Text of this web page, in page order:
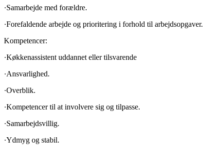
·Samarbejde med forældre.
·Forefaldende arbejde og prioritering i forhold til arbejdsopgaver.
Kompetencer:
·Køkkenassistent uddannet eller tilsvarende
·Ansvarlighed.
·Overblik.
·Kompetencer til at involvere sig og tilpasse.
·Samarbejdsvillig.
·Ydmyg og stabil.